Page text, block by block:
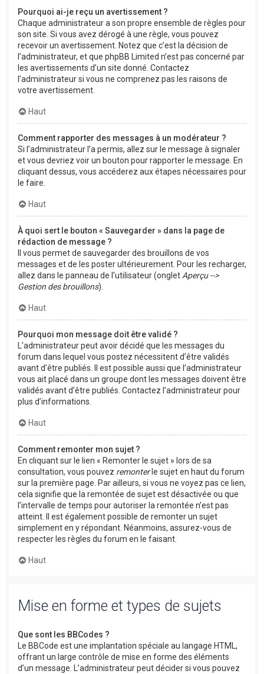
Pourquoi ai-je reçu un avertissement ?
Chaque administrateur a son propre ensemble de règles pour
son site. Si vous avez dérogé à une règle, vous pouvez
recevoir un avertissement. Notez que c’est la décision de
l’administrateur, et que phpBB Limited n’est pas concerné par
les avertissements d’un site donné. Contactez
l’administrateur si vous ne comprenez pas les raisons de
votre avertissement.
Haut
Comment rapporter des messages à un modérateur ?
Si l’administrateur l’a permis, allez sur le message à signaler
et vous devriez voir un bouton pour rapporter le message. En
cliquant dessus, vous accéderez aux étapes nécessaires pour
le faire.
Haut
À quoi sert le bouton « Sauvegarder » dans la page de
rédaction de message ?
Il vous permet de sauvegarder des brouillons de vos
messages et de les poster ultérieurement. Pour les recharger,
allez dans le panneau de l’utilisateur (onglet Aperçu -->
Gestion des brouillons).
Haut
Pourquoi mon message doit être validé ?
L’administrateur peut avoir décidé que les messages du
forum dans lequel vous postez nécessitent d’être validés
avant d’être publiés. Il est possible aussi que l’administrateur
vous ait placé dans un groupe dont les messages doivent être
validés avant d’être publiés. Contactez l’administrateur pour
plus d’informations.
Haut
Comment remonter mon sujet ?
En cliquant sur le lien « Remonter le sujet » lors de sa
consultation, vous pouvez remonterle sujet en haut du forum
sur la première page. Par ailleurs, si vous ne voyez pas ce lien,
cela signifie que la remontée de sujet est désactivée ou que
l’intervalle de temps pour autoriser la remontée n’est pas
atteint. Il est également possible de remonter un sujet
simplement en y répondant. Néanmoins, assurez-vous de
respecter les règles du forum en le faisant.
Haut
Mise en forme et types de sujets
Que sont les BBCodes ?
Le BBCode est une implantation spéciale au langage HTML,
offrant un large contrôle de mise en forme des éléments
d’un message. L’administrateur peut décider si vous pouvez